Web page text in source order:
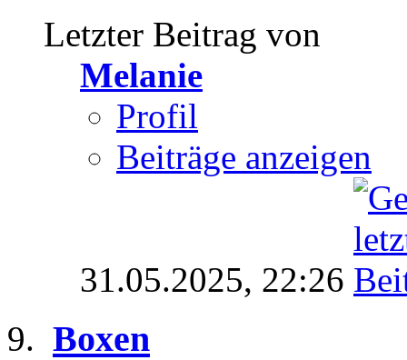
Letzter Beitrag von
Melanie
Profil
Beiträge anzeigen
31.05.2025, 22:26
Boxen